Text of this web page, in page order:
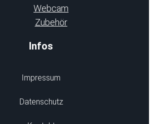
Webcam
Zubehör
Infos
Impressum
Datenschutz